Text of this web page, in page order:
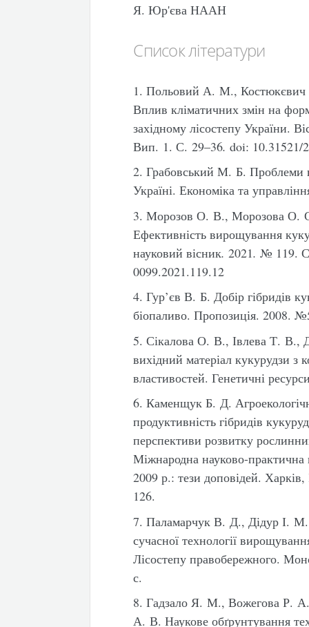
Я. Юр'єва НААН
Список літератури
1. Польовий А. М.,
Вплив кліматичних змін на
західному лісостепу України.
Вип. 1. С. 29–36.doi: 10.31521/
2. Грабовський М. Б. Проблеми
Україні. Економіка та
3. Морозов О. В., Морозова О.
Ефективність вирощування
науковий вісник.2021. № 119.
0099.2021.119.12
4. Гур’єв В. Б. Добір гібридів
біопаливо. Пропозиція. 2008.
5. Сікалова О. В., Івлева Т.
вихідний матеріал кукурудзи з
властивостей. Генетичні
6. Каменщук Б. Д.
продуктивність гібридів
перспективи розвитку
Міжнародна науково-
2009 р.: тези доповідей.
126.
7. Паламарчук В. Д., Дідур І.
сучасної технології
Лісостепу правобережного.
с.
8. Гадзало Я. М., Вожегова Р.
А. В. Наукове обґрунтування